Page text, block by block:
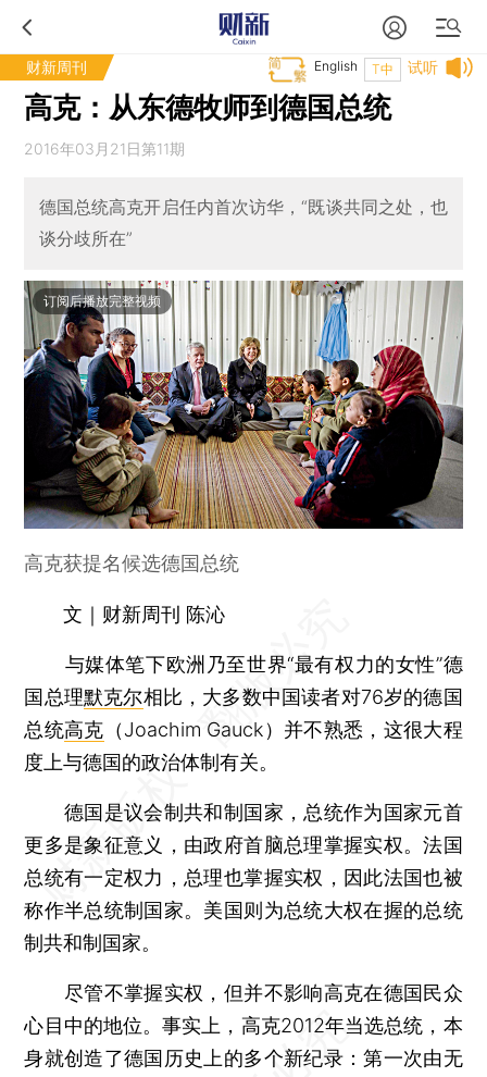
财新周刊 试听
T中
English
高克：从东德牧师到德国总统
2016年03月21日第11期
德国总统高克开启任内首次访华，“既谈共同之处，也
谈分歧所在”
订阅后播放完整视频
高克获提名候选德国总统
文｜财新周刊 陈沁
与媒体笔下欧洲乃至世界“最有权力的女性”德
国总理默克尔相比，大多数中国读者对76岁的德国
总统高克 （Joachim Gauck）并不熟悉，这很大程
度上与德国的政治体制有关。
德国是议会制共和制国家，总统作为国家元首
更多是象征意义，由政府首脑总理掌握实权。法国
总统有一定权力，总理也掌握实权，因此法国也被
称作半总统制国家。美国则为总统大权在握的总统
制共和制国家。
尽管不掌握实权，但并不影响高克在德国民众
心目中的地位。事实上，高克2012年当选总统，本
身就创造了德国历史上的多个新纪录：第一次由无